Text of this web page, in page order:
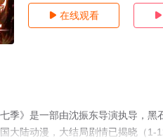
 在线观看 
季》是一部由沈振东导演执导，
大陆动漫，大结局剧情已揭晓（